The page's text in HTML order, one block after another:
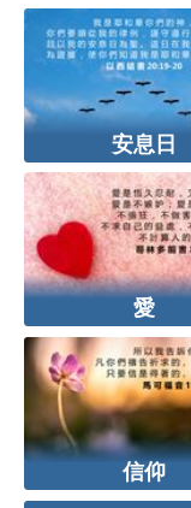
安息日
愛
信仰